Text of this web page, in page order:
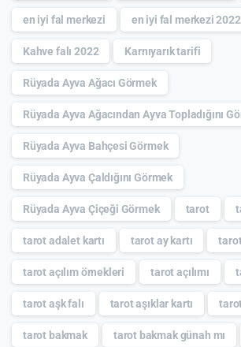
en iyi fal merkezi en iyi fal merkezi 2022
Kahve falı 2022 Karnıyarık tarifi
Rüyada Ayva Ağacı Görmek
Rüyada Ayva Ağacından Ayva Topladığını
Rüyada Ayva Bahçesi Görmek
Rüyada Ayva Çaldığını Görmek
Rüyada Ayva Çiçeği Görmek tarot
tarot adalet kartı tarot ay kartı tarot
tarot açılım örnekleri tarot açılımı
tarot aşk falı tarot aşıklar kartı
tarot bakmak tarot bakmak günah mı